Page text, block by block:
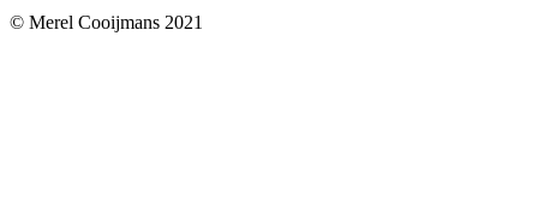
© Merel Cooijmans 2021